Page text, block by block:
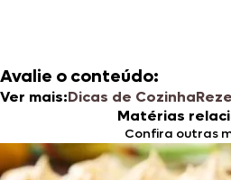
Avalie o conteúdo:
Ver mais:Dicas de Cozinha
Matérias
Confira outras